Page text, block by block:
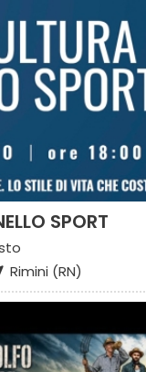
SPORT
Rimini (RN)